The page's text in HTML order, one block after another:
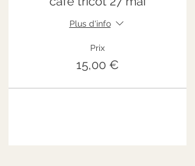
Plus d'info
Prix
15,00 €